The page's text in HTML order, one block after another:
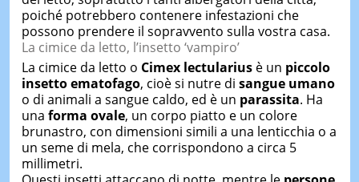
poiché potrebbero contenere infestazioni che
possono prendere il sopravvento sulla vostra casa.
La cimice da letto, l’insetto ‘vampiro’
La cimice da letto o Cimex lectulariusè un piccolo
insetto ematofago, cioè si nutre di sangue umano
o di animali a sangue caldo, ed è un parassita. Ha
una forma ovale, un corpo piatto e un colore
brunastro, con dimensioni simili a una lenticchia o a
un seme di mela, che corrispondono a circa 5
millimetri.